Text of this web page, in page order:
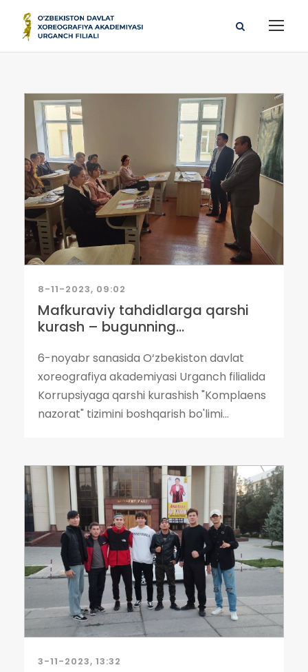
8-11-2023, 09:02
Mafkuraviy tahdidlarga qarshi
kurash – bugunning...
6-noyabr sanasida O‘zbekiston davlat
xoreografiya akademiyasi Urganch filialida
Korrupsiyaga qarshi kurashish "Komplaens
nazorat" tizimini boshqarish bo'limi...
3-11-2023, 13:32